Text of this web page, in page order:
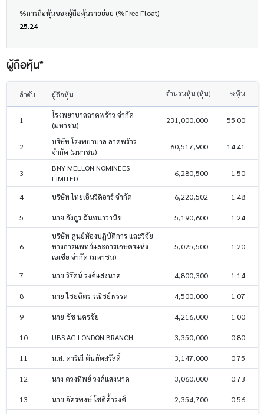
%การถือหุ้นของผู้ถือหุ้นรายย่อย (%Free Float)
25.24
ผู้ถือหุ้น*
ลำดับ ผู้ถือหุ้น จำนวนหุ้น (หุ้น) %หุ้น
1
โรงพยาบาลลาดพร้าว จำกัด
(มหาชน)
231,000,000 55.00
2
บริษัท โรงพยาบาล ลาดพร้าว
จำกัด (มหาชน)
60,517,900 14.41
3
BNY MELLON NOMINEES
LIMITED
6,280,500 1.50
4 บริษัท ไทยเอ็นวีดีอาร์ จำกัด 6,220,502 1.48
5 นาย อังกูร ฉันทนาวานิช 5,190,600 1.24
6
บริษัท ศูนย์ห้องปฏิบัติการ และวิจัย
ทางการแพทย์และการเกษตรแห่ง
เอเซีย จำกัด (มหาชน)
5,025,500 1.20
7 นาย วิรัตน์ วงศ์แสงนาค 4,800,300 1.14
8 นาย ไชยฉัตร วณิชย์พรรค 4,500,000 1.07
9 นาย ชัช นครชัย 4,216,000 1.00
10 UBS AG LONDON BRANCH 3,350,000 0.80
11 น.ส. ดาริณี ตันทัตสวัสดิ์ 3,147,000 0.75
12 นาง ดวงทิพย์ วงศ์แสงนาค 3,060,000 0.73
13 นาย อัครพงษ์ โชติค้ำวงศ์ 2,354,700 0.56